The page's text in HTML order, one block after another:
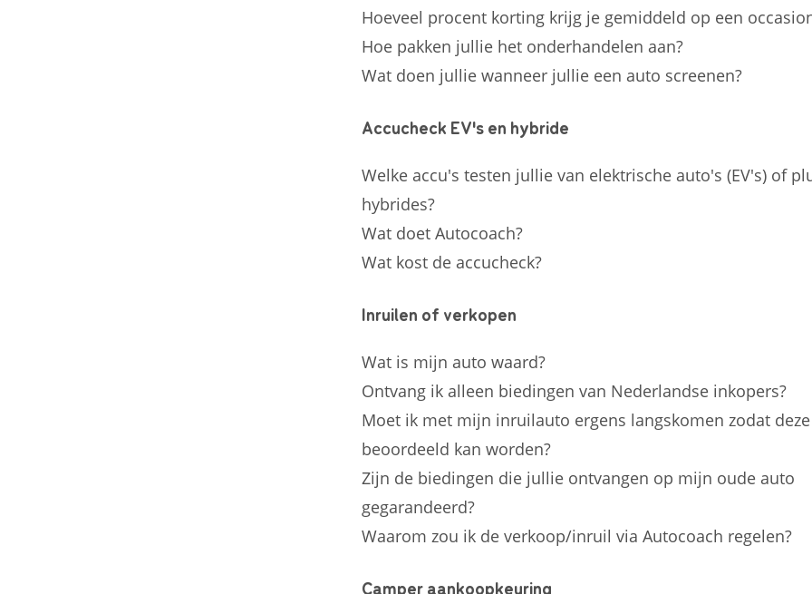
Hoeveel procent korting krijg je gemiddeld op een
Hoe pakken jullie het onderhandelen aan?
Wat doen jullie wanneer jullie een auto screenen?
Accucheck EV's en hybride
Welke accu's testen jullie van elektrische auto's (EV's) of
hybrides?
Wat doet Autocoach?
Wat kost de accucheck?
Inruilen of verkopen
Wat is mijn auto waard?
Ontvang ik alleen biedingen van Nederlandse inkopers?
Moet ik met mijn inruilauto ergens langskomen zodat deze
beoordeeld kan worden?
Zijn de biedingen die jullie ontvangen op mijn oude auto
gegarandeerd?
Waarom zou ik de verkoop/inruil via Autocoach regelen?
Camper aankoopkeuring